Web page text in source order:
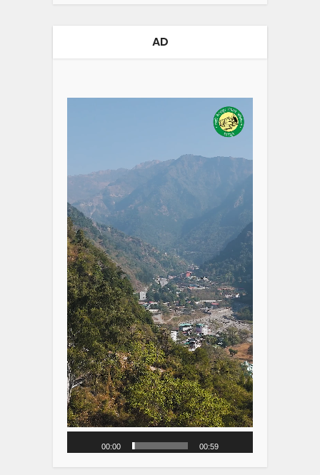
AD
Player
00:00 00:59